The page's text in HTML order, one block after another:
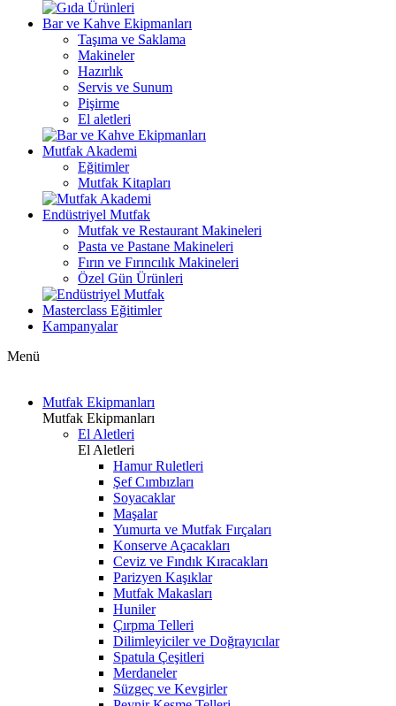
Bar ve Kahve Ekipmanları
Taşıma ve Saklama
Makineler
Hazırlık
Servis ve Sunum
Pişirme
El aletleri
Mutfak Akademi
Eğitimler
Mutfak Kitapları
Endüstriyel Mutfak
Mutfak ve Restaurant Makineleri
Pasta ve Pastane Makineleri
Fırın ve Fırıncılık Makineleri
Özel Gün Ürünleri
Masterclass Eğitimler
Kampanyalar
Menü
Mutfak Ekipmanları
Mutfak Ekipmanları
El Aletleri
El Aletleri
Hamur Ruletleri
Şef Cımbızları
Soyacaklar
Maşalar
Yumurta ve Mutfak Fırçaları
Konserve Açacakları
Ceviz ve Fındık Kıracakları
Parizyen Kaşıklar
Mutfak Makasları
Huniler
Çırpma Telleri
Dilimleyiciler ve Doğrayıcılar
Spatula Çeşitleri
Merdaneler
Süzgeç ve Kevgirler